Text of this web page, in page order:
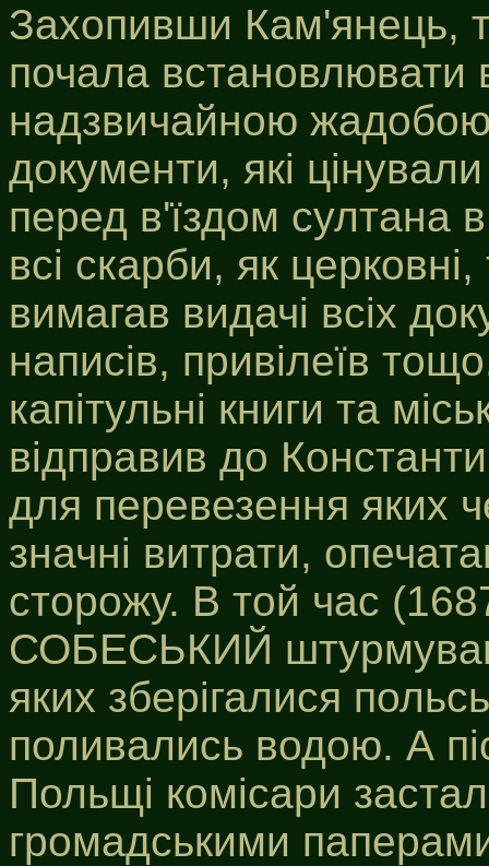
Захопивши Кам'янець,
почала встановлювати
надзвичайною жадобою
документи, які
перед в'їздом султана
всі скарби, як церковні,
вимагав видачі всіх
написів, привілеїв
капітульні книги та
відправив до
для перевезення яких
значні витрати,
сторожу. В той час
СОБЕСЬКИЙ штурмував
яких зберігалися
поливались водою. А
Польщі комісари
громадськими